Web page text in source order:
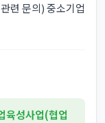
련 문의) 중소기업
육성사업(협업